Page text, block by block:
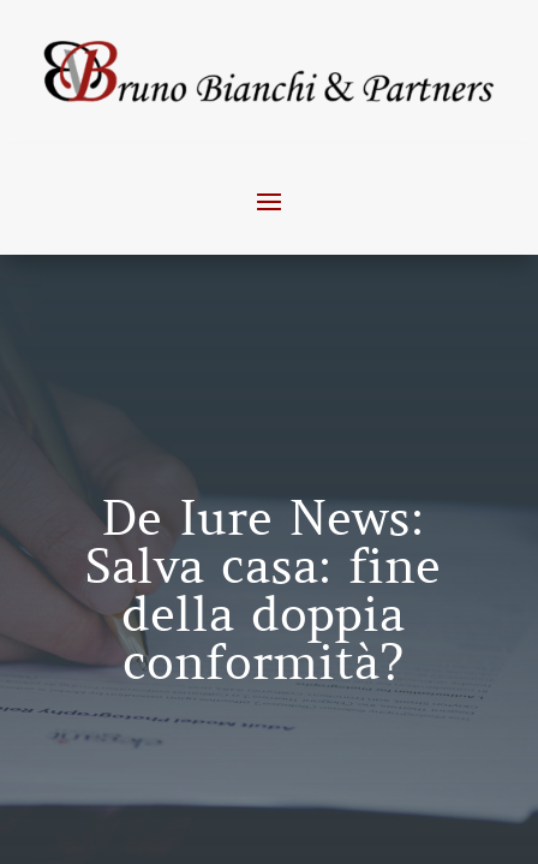
De Iure News:
Salva casa: fine
della doppia
conformità?